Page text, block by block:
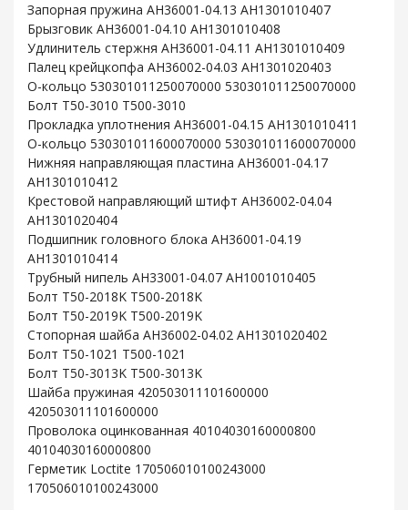
Запорная пружина AH36001-04.13 AH1301010407
Брызговик AH36001-04.10 AH1301010408
Удлинитель стержня AH36001-04.11 AH1301010409
Палец крейцкопфа AH36002-04.03 AH1301020403
O-кольцо 530301011250070000 530301011250070000
Болт T50-3010 T500-3010
Прокладка уплотнения AH36001-04.15 AH1301010411
O-кольцо 530301011600070000 530301011600070000
Нижняя направляющая пластина AH36001-04.17
AH1301010412
Крестовой направляющий штифт AH36002-04.04
AH1301020404
Подшипник головного блока AH36001-04.19
AH1301010414
Трубный нипель AH33001-04.07 AH1001010405
Болт T50-2018K T500-2018K
Болт T50-2019K T500-2019K
Стопорная шайба AH36002-04.02 AH1301020402
Болт T50-1021 T500-1021
Болт T50-3013K T500-3013K
Шайба пружиная 420503011101600000
420503011101600000
Проволока оцинкованная 40104030160000800
40104030160000800
Герметик Loctite 170506010100243000
170506010100243000